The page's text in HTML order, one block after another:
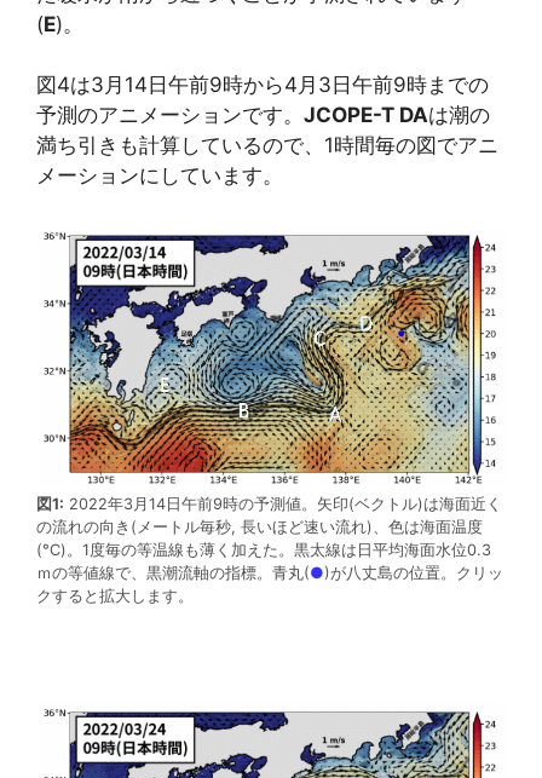
(E)。
図4は3月14日午前9時から4月3日午前9時までの
予測のアニメーションです。 JCOPE-T DAは潮の
満ち引きも計算しているので、1時間毎の図でアニ
メーションにしています。
図1: 2022年3月14日午前9時の予測値。矢印(ベクトル)は海面近く
の流れの向き(メートル毎秒, 長いほど速い流れ)、色は海面温度
(°C)。1度毎の等温線も薄く加えた。黒太線は日平均海面水位0.3
ｍの等値線で、黒潮流軸の指標。青丸(●)が八丈島の位置。クリッ
クすると拡大します。